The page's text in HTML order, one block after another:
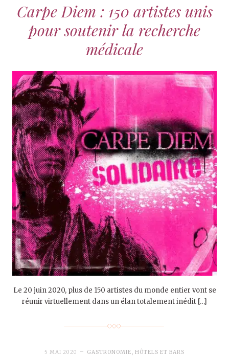
Carpe Diem : 150 artistes unis
pour soutenir la recherche
médicale
Le 20 juin 2020, plus de 150 artistes du monde entier vont se
réunir virtuellement dans un élan totalement inédit […]
5 MAI 2020 GASTRONOMIE , HÔTELS ET BARS